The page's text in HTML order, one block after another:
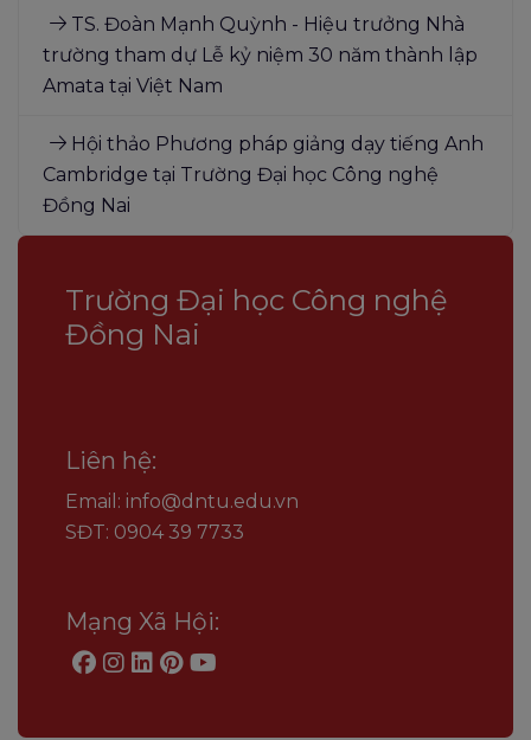
TS. Đoàn Mạnh Quỳnh - Hiệu trưởng Nhà
trường tham dự Lễ kỷ niệm 30 năm thành lập
Amata tại Việt Nam
Hội thảo Phương pháp giảng dạy tiếng Anh
Cambridge tại Trường Đại học Công nghệ
Đồng Nai
Trường Đại học Công nghệ
Đồng Nai
Liên hệ:
Email: info@dntu.edu.vn
SĐT: 0904 39 7733
Mạng Xã Hội: